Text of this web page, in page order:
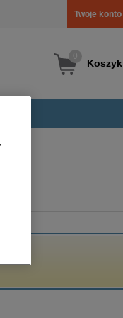
Twoje konto
Koszyk